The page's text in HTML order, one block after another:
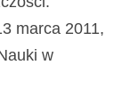
marca 2011,
w